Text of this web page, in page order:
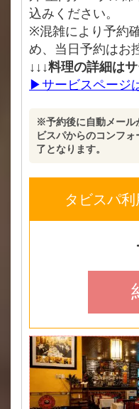
込みください。
※混雑により予約
め、当日予約はお
↓↓↓料理の詳細は
▶サービスページ
※予約後に自動メール
ビスパからのコンフ
了となります。
タビスパ